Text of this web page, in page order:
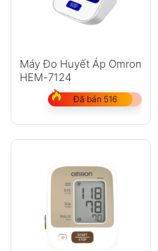
Máy Đo Huyết Áp Omron
HEM-7124
Đã bán 516